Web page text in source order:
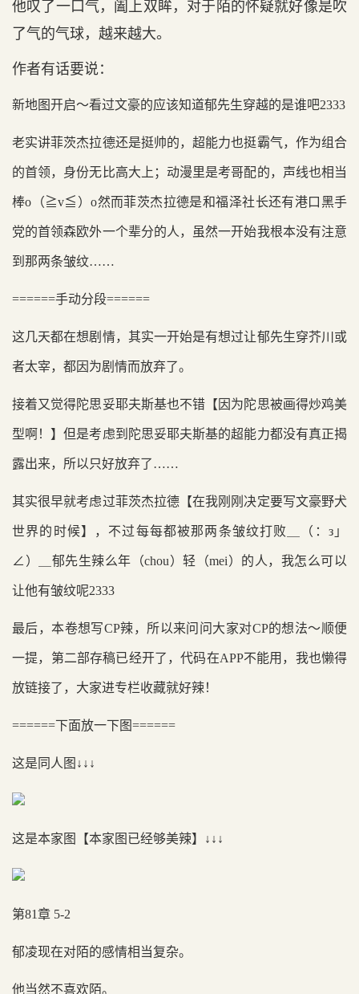
他叹了一口气，阖上双眸，对于陌的怀疑就好像是吹
了气的气球，越来越大。
作者有话要说：
新地图开启～看过文豪的应该知道郁先生穿越的是谁吧2333
老实讲菲茨杰拉德还是挺帅的，超能力也挺霸气，作为组合
的首领，身份无比高大上；动漫里是考哥配的，声线也相当
棒o（≧v≦）o然而菲茨杰拉德是和福泽社长还有港口黑手
党的首领森欧外一个辈分的人，虽然一开始我根本没有注意
到那两条皱纹……
======手动分段======
这几天都在想剧情，其实一开始是有想过让郁先生穿芥川或
者太宰，都因为剧情而放弃了。
接着又觉得陀思妥耶夫斯基也不错【因为陀思被画得炒鸡美
型啊！】但是考虑到陀思妥耶夫斯基的超能力都没有真正揭
露出来，所以只好放弃了……
其实很早就考虑过菲茨杰拉德【在我刚刚决定要写文豪野犬
世界的时候】，不过每每都被那两条皱纹打败＿（：з」
∠）＿郁先生辣么年（chou）轻（mei）的人，我怎么可以
让他有皱纹呢2333
最后，本卷想写CP辣，所以来问问大家对CP的想法～顺便
一提，第二部存稿已经开了，代码在APP不能用，我也懒得
放链接了，大家进专栏收藏就好辣！
======下面放一下图======
这是同人图↓↓↓
这是本家图【本家图已经够美辣】↓↓↓
第81章 5-2
郁凌现在对陌的感情相当复杂。
他当然不喜欢陌。